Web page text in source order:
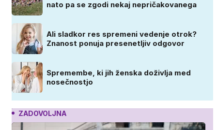
nato pa se zgodi nekaj nepričakovanega
Ali sladkor res spremeni vedenje otrok?
Znanost ponuja presenetljiv odgovor
Spremembe, ki jih ženska doživlja med
nosečnostjo
ZADOVOLJNA